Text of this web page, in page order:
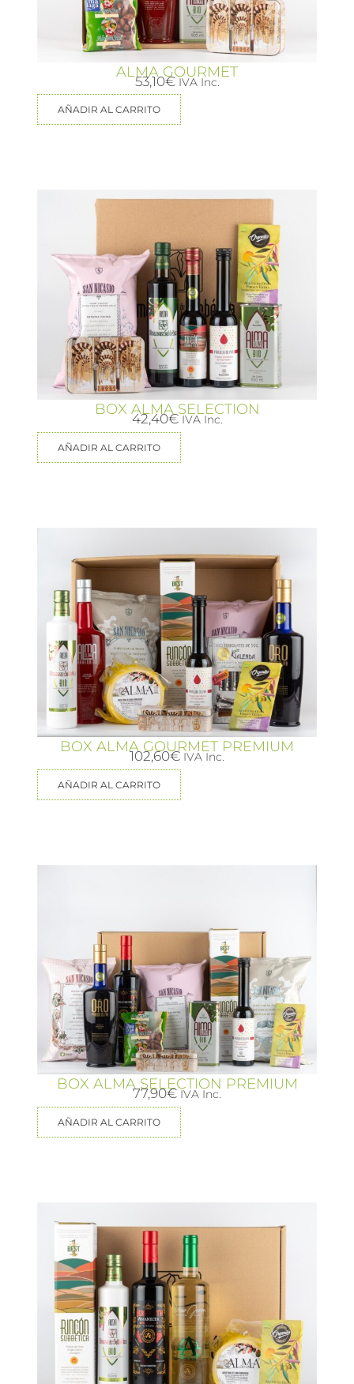
ALMA GOURMET
53,10€ IVA Inc.
AÑADIR AL CARRITO
BOX ALMA SELECTION
42,40€ IVA Inc.
AÑADIR AL CARRITO
BOX ALMA GOURMET PREMIUM
102,60€ IVA Inc.
AÑADIR AL CARRITO
BOX ALMA SELECTION PREMIUM
77,90€ IVA Inc.
AÑADIR AL CARRITO